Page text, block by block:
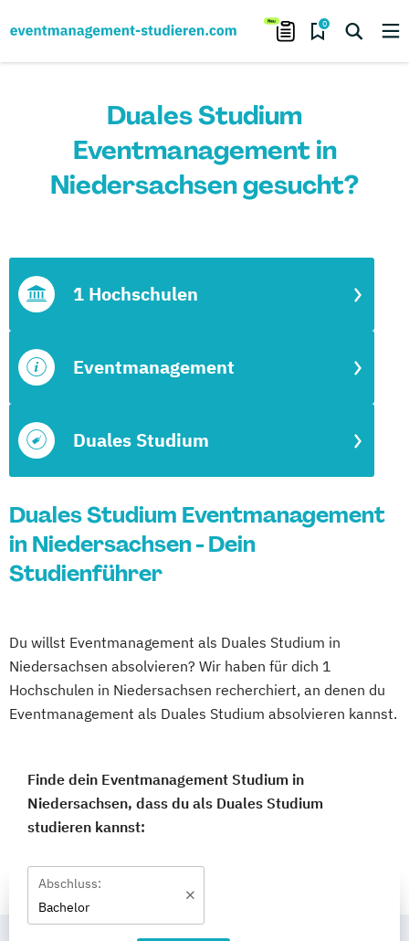
0
Duales Studium
Eventmanagement in
Niedersachsen gesucht?
Duales Studium
Eventmanagement
1 Hochschulen
Duales Studium Eventmanagement
in Niedersachsen - Dein
Studienführer
Du willst Eventmanagement als Duales Studium in
Niedersachsen absolvieren? Wir haben für dich 1
Hochschulen in Niedersachsen recherchiert, an denen du
Eventmanagement als Duales Studium absolvieren kannst.
Finde dein Eventmanagement Studium in
Niedersachsen, dass du als Duales Studium
studieren kannst:
Abschluss:
Bachelor